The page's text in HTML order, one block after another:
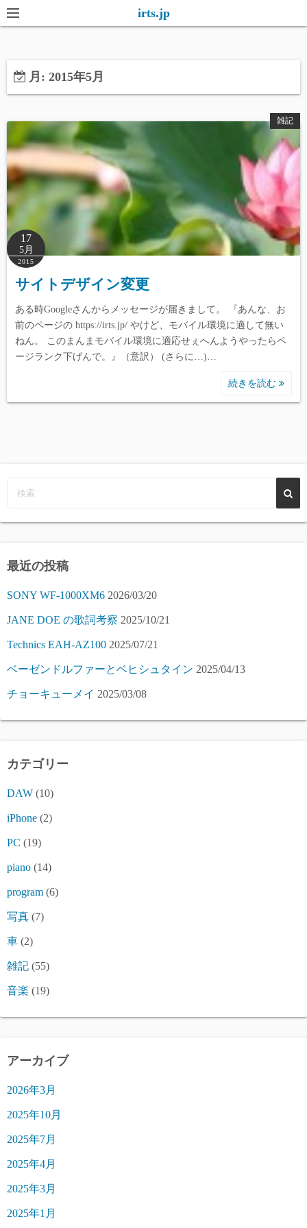
コ
ン
ン
へ
ッ
プ
irts.jp
月: 2015年5月
雑記
17
5月
2015
サイトデザイン変更
ある時Googleさんからメッセージが届きまして。 『あんな、お
前のページの https://irts.jp/ やけど、モバイル環境に適して無い
ねん。 このまんまモバイル環境に適応せぇへんようやったらペ
ージランク下げんで。』（意訳） (さらに…)…
続きを読む
最近の投稿
SONY WF-1000XM6 2026/03/20
JANE DOE の歌詞考察 2025/10/21
Technics EAH-AZ100 2025/07/21
ベーゼンドルファーとベヒシュタイン 2025/04/13
チョーキューメイ 2025/03/08
カテゴリー
DAW (10)
iPhone (2)
PC (19)
piano (14)
program (6)
写真 (7)
車 (2)
雑記 (55)
音楽 (19)
アーカイブ
2026年3月
2025年10月
2025年7月
2025年4月
2025年3月
2025年1月